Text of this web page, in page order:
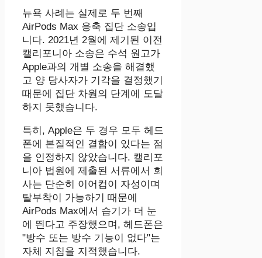
뉴욕 사례는 실제로 두 번째
AirPods Max 응축 집단 소송입
니다. 2021년 2월에 제기된 이전
캘리포니아 소송은 수석 원고가
Apple과의 개별 소송을 해결했
고 양 당사자가 기각을 결정했기
때문에 집단 차원의 단계에 도달
하지 못했습니다.
특히, Apple은 두 경우 모두 헤드
폰에 본질적인 결함이 있다는 점
을 인정하지 않았습니다. 캘리포
니아 법원에 제출된 서류에서 회
사는 단순히 이어컵이 자성이며 ​​
탈부착이 가능하기 때문에
AirPods Max에서 습기가 더 눈
에 띈다고 주장했으며, 헤드폰은
"방수 또는 방수 기능이 없다"는
자체 지침을 지적했습니다.